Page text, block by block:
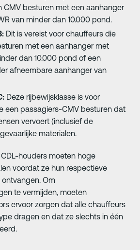
CMV besturen met een aanhanger
van minder dan 10.000 pond.
Dit is vereist voor chauffeurs die
met een aanhanger met
dan 10.000 pond of een
afneembare aanhanger van
Deze rijbewijsklasse is voor
een passagiers-CMV besturen dat
vervoert (inclusief de
materialen.
houders moeten hoge
voordat ze hun respectieve
Om
te vermijden, moeten
ervoor zorgen dat alle chauffeurs
dragen en dat ze slechts in één